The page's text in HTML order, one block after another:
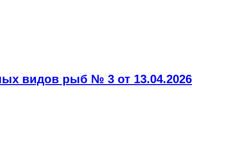
видов рыб № 3 от 13.04.2026